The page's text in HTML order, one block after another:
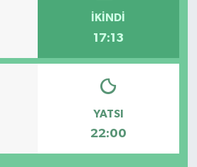
İKINDI
17:13
YATSI
22:00